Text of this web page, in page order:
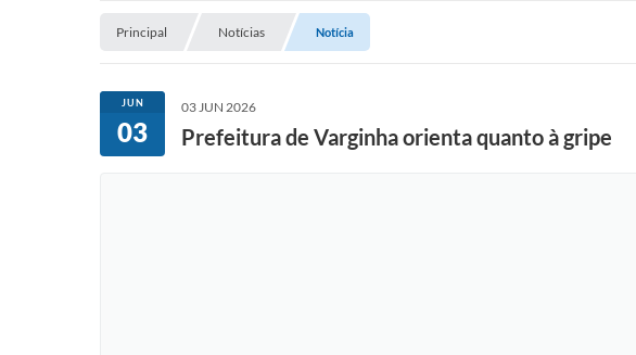
Principal Notícias Notícia
JUN
03
03 JUN 2026
Prefeitura de Varginha orienta quanto à gripe